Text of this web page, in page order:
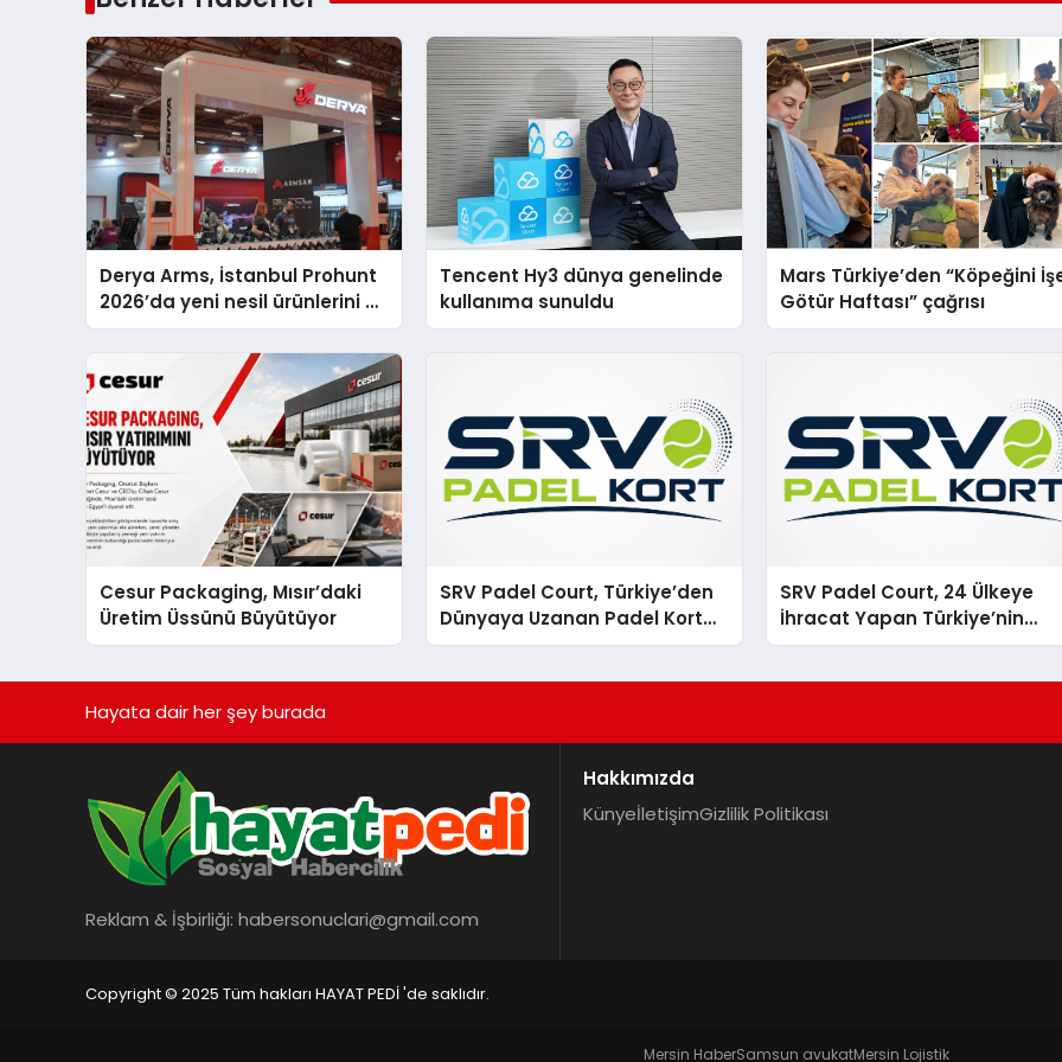
Derya Arms, İstanbul Prohunt
2026’da yeni nesil ürünlerini ve
global marka vizyonunu
Tencent Hy3 dünya genelinde
kullanıma sunuldu
Mars Türkiye’den “Köpeğini
Götür Haftası” çağrısı
Cesur Packaging, Mısır’daki
Üretim Üssünü Büyütüyor
SRV Padel Court, Türkiye’den
Dünyaya Uzanan Padel Kort
Üretiminde Güvenin Adresi
SRV Padel Court, 24 Ülkeye
İhracat Yapan Türkiye’nin
Padel Kortu Üretim Gücü
Hayata dair her şey burada
Reklam & İşbirliği: habersonuclari@gmail.com
Hakkımızda
KünyeİletişimGizlilik Politikası
Copyright © 2025 Tüm hakları HAYAT PEDİ 'de saklıdır.
Mersin HaberSamsun avukatMersin Lojistik